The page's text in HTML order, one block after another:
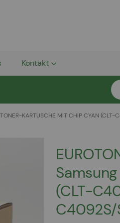
Kontakt
TONER-KARTUSCHE MIT CHIP CYAN
(CLT-
C4092S/